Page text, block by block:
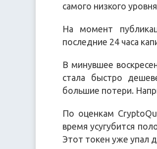
самого низкого
На момент
последние 24 часа
В минувшее
стала быстро
большие потери.
По оценкам
время усугубится
Этот токен уже упал